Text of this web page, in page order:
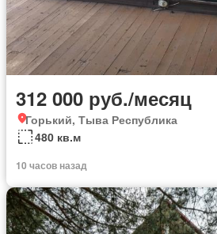
312 000 руб./месяц
Горький, Тыва Республика
480 кв.м
10 часов назад